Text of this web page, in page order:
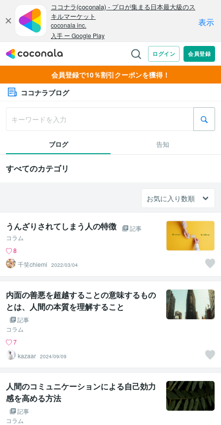
会員登録で10％割引クーポンを獲得！
ココナラブログ
ブログ 告知
すべてのカテゴリ
うんざりされてしまう人の特徴
記事
コラム
8
千笑chiemi
2022/03/04
内面の善悪を超越することの意味するもの
とは、人間の本質を理解すること
記事
コラム
7
kazaar 2024/09/09
人間のコミュニケーションによる自己効力
感を高める方法
記事
コラム